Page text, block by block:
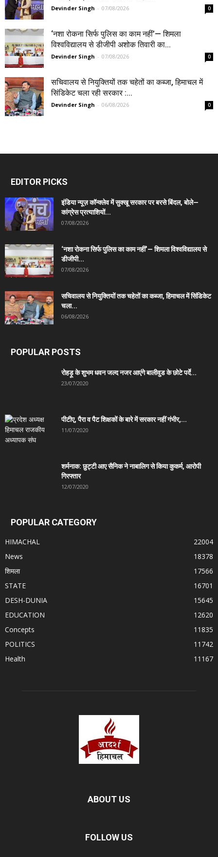
Devinder Singh - 07/08/2026 0
‘नशा रोकना सिर्फ पुलिस का काम नहीं’— शिमला
विश्वविद्यालय से डीजीपी अशोक तिवारी का...
Devinder Singh - 07/08/2026 0
सचिवालय से नियुक्तियों तक चहेतों का कब्जा, हिमाचल में
सिंडिकेट चला रही सरकार :...
Devinder Singh - 06/08/2026 0
EDITOR PICKS
इंडिया न्यूज़ कॉन्क्लेव में सुक्खू सरकार पर बरसे बिंदल, बोले—
कांग्रेस प्रत्याशियों...
07/08/2026
‘नशा रोकना सिर्फ पुलिस का काम नहीं’— शिमला विश्वविद्यालय से
डीजीपी...
07/08/2026
सचिवालय से नियुक्तियों तक चहेतों का कब्जा, हिमाचल में सिंडिकेट
चला...
06/08/2026
POPULAR POSTS
रोहड़ू के शुभम धवन जल्द नजर आएंगे बालीवुड के छोटे पर्दे...
23/07/2020
पीटीए, पैरा व पैट शिक्षकों के बारे में सरकार नहीं गंभीर,...
11/07/2020
शर्मनाक: छुट्टी आए सैनिक ने नाबालिग से किया कुकर्म, आरोपी
गिरफ्तार
12/07/2020
POPULAR CATEGORY
HIMACHAL
22004
News
18378
शिमला
17566
STATE
16701
DESH-DUNIA
15645
EDUCATION
12620
Concepts
11835
POLITICS
11742
Health
11167
ABOUT US
FOLLOW US